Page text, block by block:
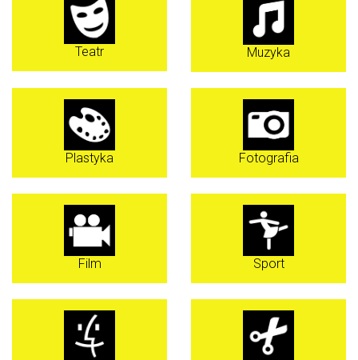
Pole wymagane
Nazwa *
E-mail *
Temat*
Wiadomość
Teatr Muzyka
Plastyka Fotografia
Film Sport